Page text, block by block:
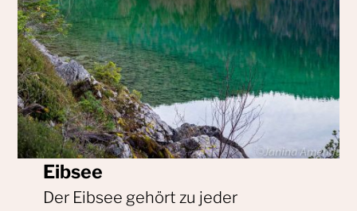
Eibsee
Der Eibsee gehört zu jeder